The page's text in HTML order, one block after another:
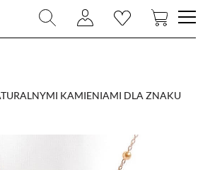
RYTUAŁYKAMIENIAMI DLA ZNAKU